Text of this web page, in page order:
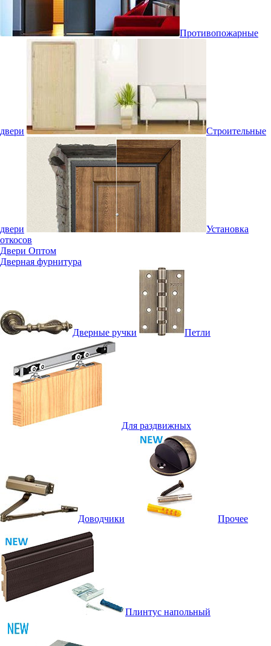
Противопожарные
двери Строительные
двери
Установка
откосов
Двери Оптом
Дверная фурнитура
Дверные ручки Петли
Для раздвижных
Доводчики Прочее
Плинтус напольный